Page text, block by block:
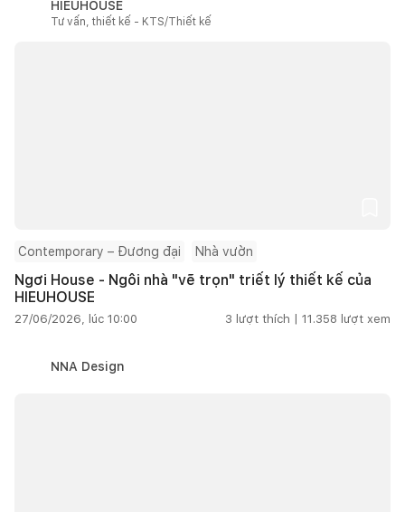
HIEUHOUSE
Tư vấn, thiết kế - KTS/Thiết kế
Contemporary – Đương đại Nhà vườn
Ngơi House - Ngôi nhà "vẽ trọn" triết lý thiết kế của
HIEUHOUSE
27/06/2026, lúc 10:00 3 lượt thích | 11.358 lượt xem
NNA Design